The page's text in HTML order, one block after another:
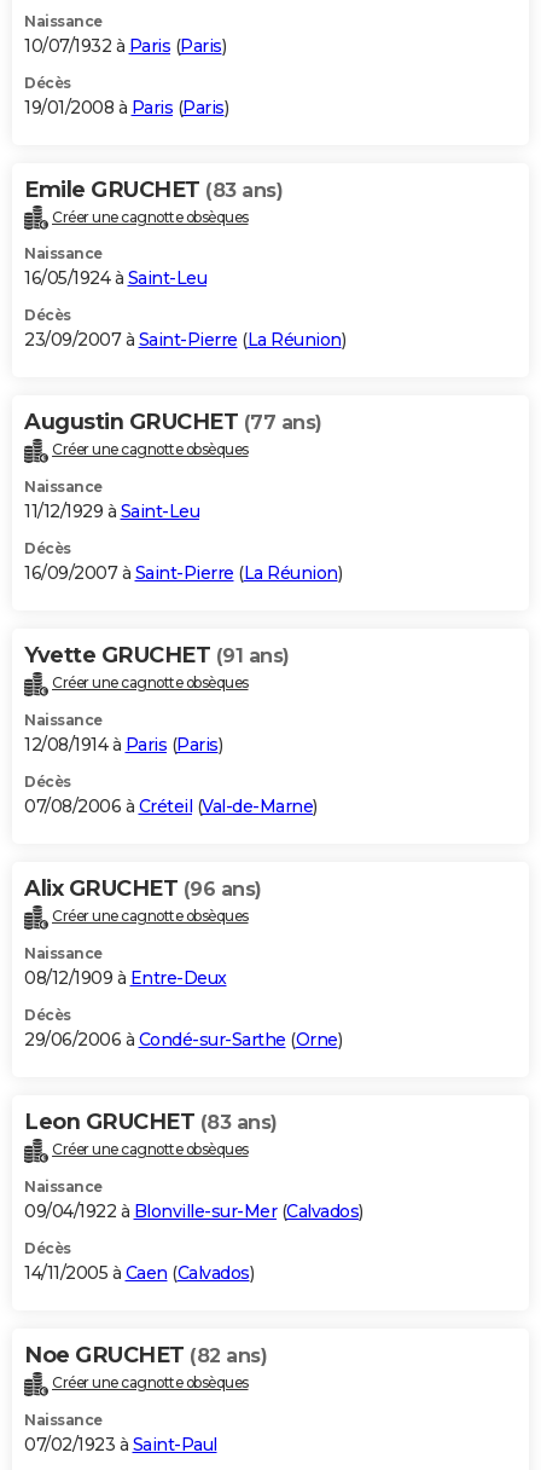
Naissance
10/07/1932 à Paris (Paris)
Décès
19/01/2008 à Paris (Paris)
Emile GRUCHET (83 ans)
Créer une cagnotte obsèques
Naissance
16/05/1924 à Saint-Leu
Décès
23/09/2007 à Saint-Pierre (La Réunion)
Augustin GRUCHET (77 ans)
Créer une cagnotte obsèques
Naissance
11/12/1929 à Saint-Leu
Décès
16/09/2007 à Saint-Pierre (La Réunion)
Yvette GRUCHET (91 ans)
Créer une cagnotte obsèques
Naissance
12/08/1914 à Paris (Paris)
Décès
07/08/2006 à Créteil (Val-de-Marne)
Alix GRUCHET (96 ans)
Créer une cagnotte obsèques
Naissance
08/12/1909 à Entre-Deux
Décès
29/06/2006 à Condé-sur-Sarthe (Orne)
Leon GRUCHET (83 ans)
Créer une cagnotte obsèques
Naissance
09/04/1922 à Blonville-sur-Mer(Calvados)
Décès
14/11/2005 à Caen (Calvados)
Noe GRUCHET (82 ans)
Créer une cagnotte obsèques
Naissance
07/02/1923 à Saint-Paul